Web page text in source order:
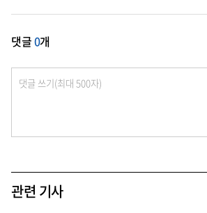
댓글0개
관련 기사